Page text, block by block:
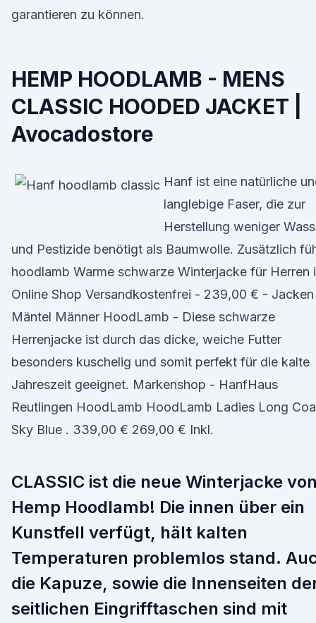
garantieren zu können.
HEMP HOODLAMB - MENS
CLASSIC HOODED JACKET |
Avocadostore
Hanf ist eine natürliche
langlebige Faser, die zur
Herstellung weniger
und Pestizide benötigt als Baumwolle. Zusätzlich
hoodlamb Warme schwarze Winterjacke für Herren
Online Shop Versandkostenfrei - 239,00 € - Jacken
Mäntel Männer HoodLamb - Diese schwarze
Herrenjacke ist durch das dicke, weiche Futter
besonders kuschelig und somit perfekt für die kalte
Jahreszeit geeignet. Markenshop - HanfHaus
Reutlingen HoodLamb HoodLamb Ladies Long
Sky Blue . 339,00 € 269,00 € Inkl.
CLASSIC ist die neue Winterjacke von
Hemp Hoodlamb! Die innen über ein
Kunstfell verfügt, hält kalten
Temperaturen problemlos stand.
die Kapuze, sowie die Innenseiten
seitlichen Eingrifftaschen sind mit